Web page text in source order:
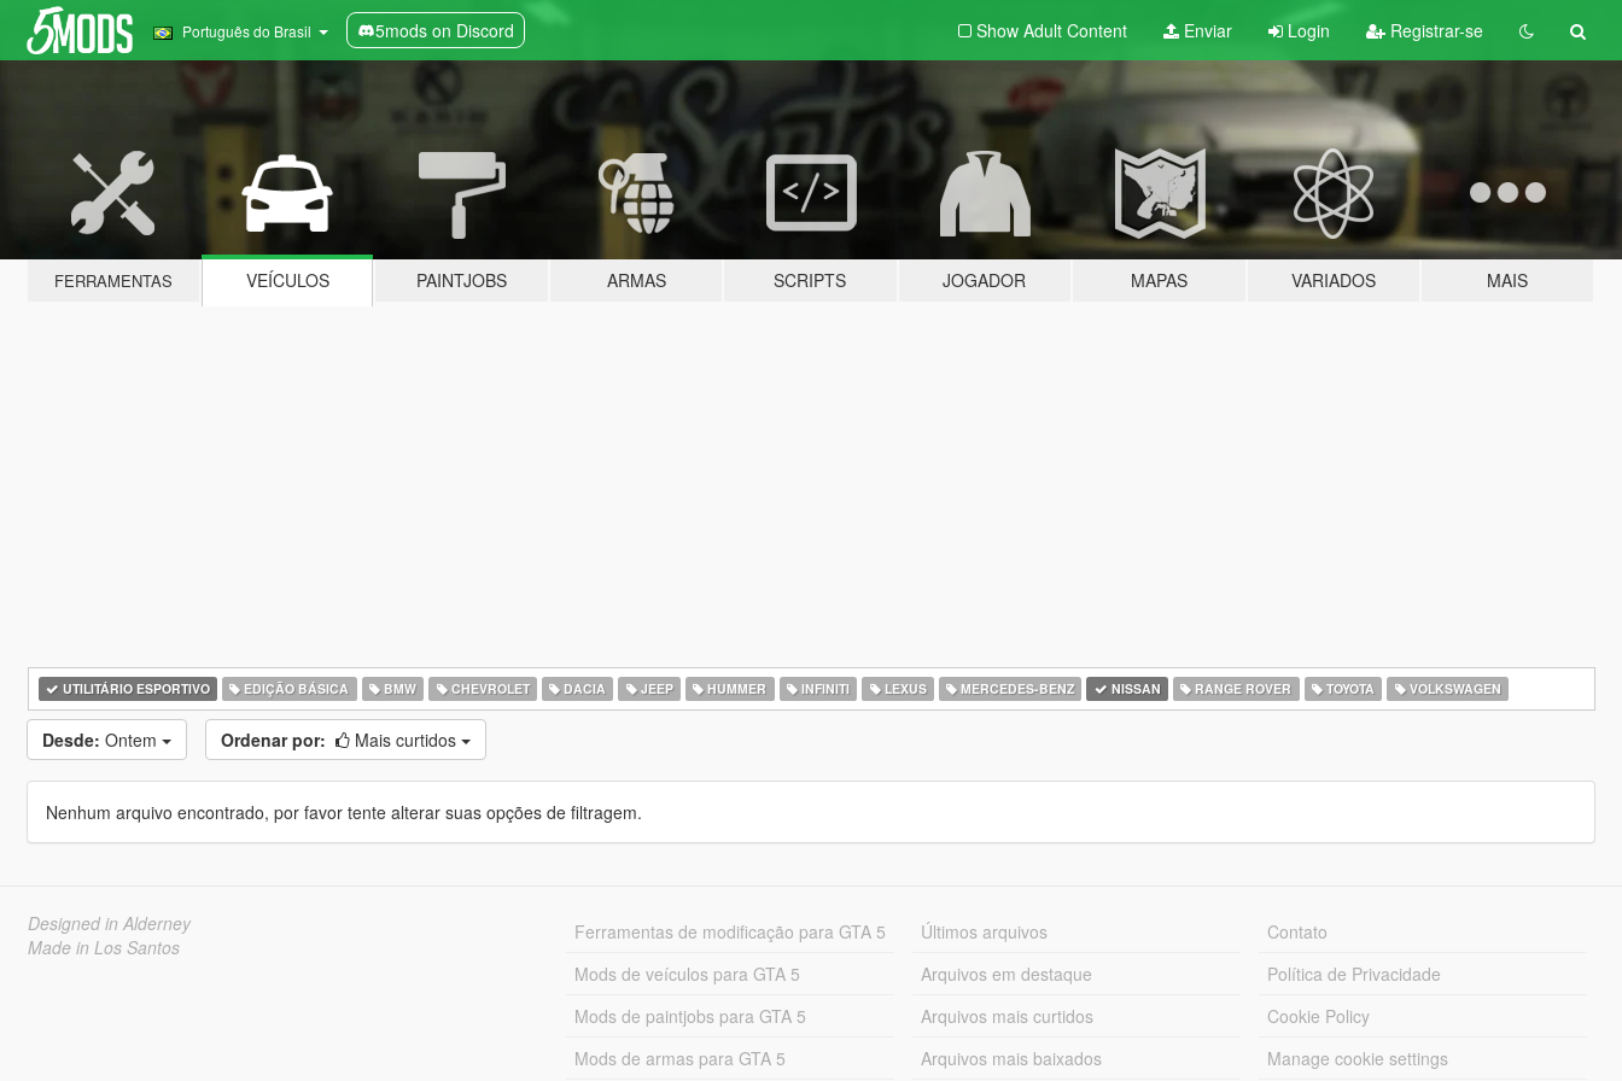
Português do Brasil 5mods on Discord Show Adult Content Enviar Login Registrar-se
FERRAMENTAS VEÍCULOS PAINTJOBS ARMAS SCRIPTS JOGADOR MAPAS VARIADOS MAIS
UTILITÁRIO ESPORTIVO EDIÇÃO BÁSICA BMW CHEVROLET DACIA JEEP HUMMER INFINITI LEXUS MERCEDES-BENZ NISSAN RANGE ROVER TOYOTA VOLKSWAGEN
Desde: Ontem Ordenar por: Mais curtidos
Nenhum arquivo encontrado, por favor tente alterar suas opções de filtragem.
Designed in Alderney
Made in Los Santos
Ferramentas de modificação para GTA 5
Mods de veículos para GTA 5
Mods de paintjobs para GTA 5
Mods de armas para GTA 5
Últimos arquivos
Arquivos em destaque
Arquivos mais curtidos
Arquivos mais baixados
Contato
Política de Privacidade
Cookie Policy
Manage cookie settings